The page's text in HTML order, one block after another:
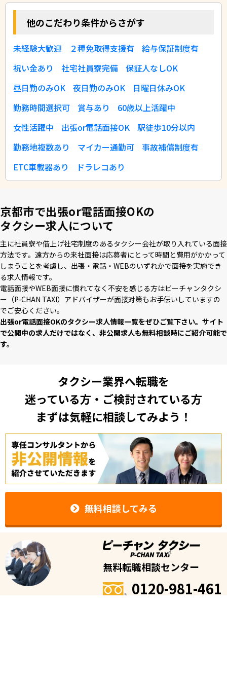
他のこだわり条件からさがす
未経験大歓迎 ２種免取得支援有
給与保証制度有
祝い金あり
社宅社員寮完備
保証人なしOK
昼日勤のみOK
夜日勤のみOK
日曜日休みOK
勤務時間選択可
賞与あり
60歳以上活躍中
女性活躍中
出張or電話面接OK
駅徒歩10分以内
勤務地複数あり
マイカー通勤可
事故補償制度有
ETC車載器あり
ドラレコあり
京都市で出張or電話面接OKの
タクシー求人について
主に社員寮や借上げ社宅制度のあるタクシー会社が取り⼊れている⾯接
⽅法です。遠⽅からの来社⾯接は応募者にとって時間と費⽤がかかって
しまうことを考慮し、出張・電話・WEBのいずれかで⾯接を実施でき
る求⼈情報です。
電話⾯接やWEB⾯接に慣れてなく不安を感じる⽅はピーチャンタクシ
ー（P-CHAN TAXI）アドバイザーが⾯接対策もお⼿伝いしていますの
でご安⼼ください。
出張or電話⾯接OKのタクシー求⼈情報⼀覧をぜひご覧下さい。サイト
で公開中の求⼈だけではなく、⾮公開求⼈も無料相談時にご紹介可能で
す。
タクシー業界へ転職を
迷っている方・ご検討されている方
まずは気軽に相談してみよう！
無料相談してみる
無料転職相談センター
0120-981-461